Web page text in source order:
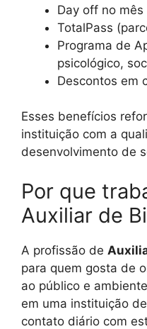
Day off no
TotalPass
Programa de
psicológico,
Descontos em
Esses benefícios
instituição com a
desenvolvimento de
Por que
Auxiliar de
A profissão de
para quem gosta de
ao público e
em uma instituição
contato diário com